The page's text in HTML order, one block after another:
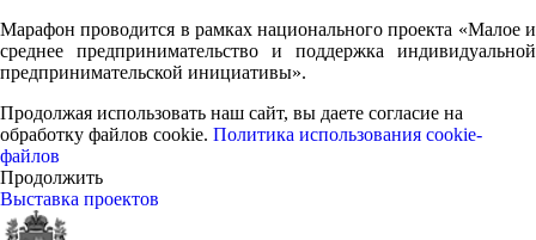
Марафон проводится в рамках национального проекта «Малое и
среднее предпринимательство и поддержка индивидуальной
предпринимательской инициативы».
Продолжая использовать наш сайт, вы даете согласие на
обработку файлов cookie. Политика использования cookie-
файлов
Продолжить
Выставка проектов